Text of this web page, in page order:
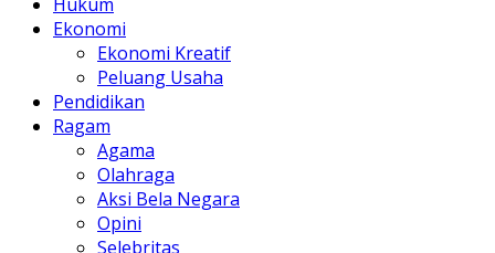
Ekonomi
Ekonomi Kreatif
Peluang Usaha
Pendidikan
Ragam
Agama
Olahraga
Aksi Bela Negara
Opini
Selebritas